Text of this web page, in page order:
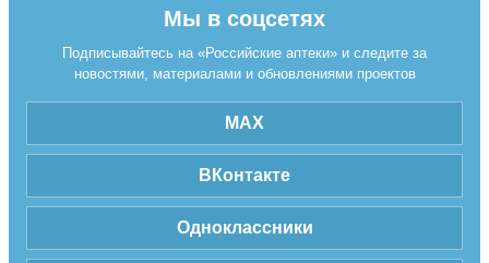
Мы в соцсетях
Подписывайтесь на «Российские аптеки» и следите за
новостями, материалами и обновлениями проектов
MAX
ВКонтакте
Одноклассники